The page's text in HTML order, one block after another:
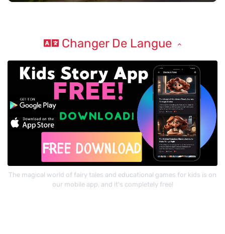
Changer De Langue
The magical world of fairy tales and educational games for kids is on
our mobile app, and it's completely free!